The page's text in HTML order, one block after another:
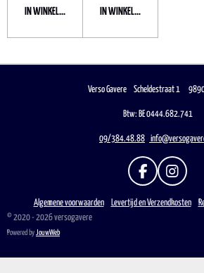
IN WINKELWAGEN IN WINKELWAGEN
Verso Gavere Scheldestraat 1 9890
Btw: BE 0444.682.741
09/384.48.88
F
C
O
I
S
R
Algemene voorwaarden Levertijd en Verzendkosten
© 2020 - 2026 versogavere
Powered by JouwWeb